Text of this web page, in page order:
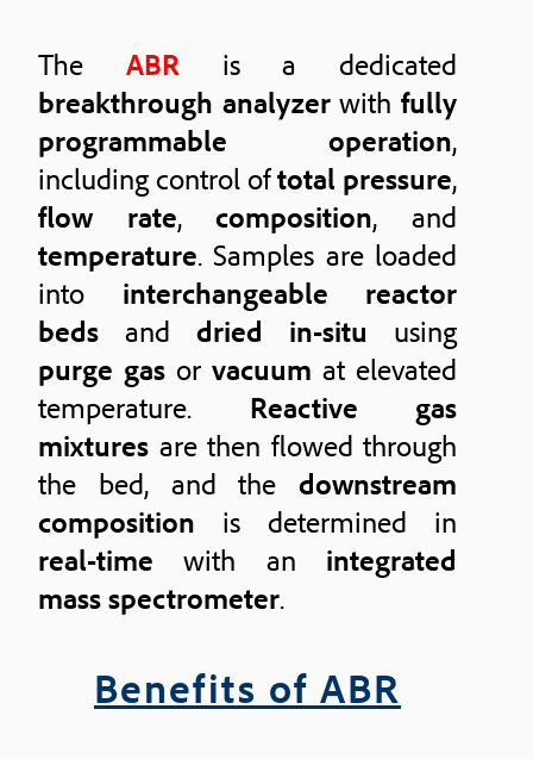
The ABR
is a dedicated
breakthrough analyzerwithfully
programmable operation,
including control oftotal pressure,
flow rate,composition, and
temperature. Samples are loaded
into interchangeable reactor
beds and dried in-situ using
purge gas or vacuum at elevated
temperature. Reactive gas
mixtures are then flowed through
the bed, and the downstream
composition is determined in
real-time with an integrated
mass spectrometer.
Benefits of ABR